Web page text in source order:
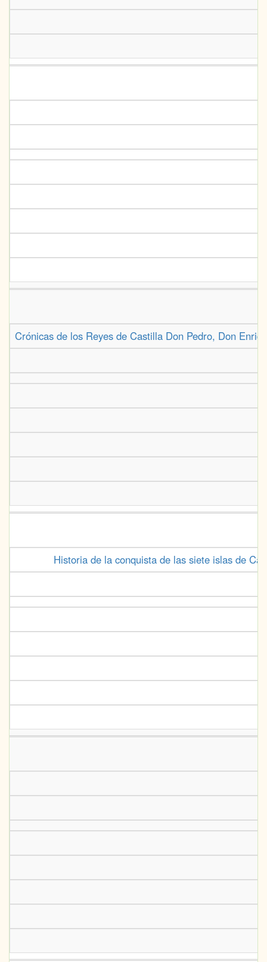
Crónicas de los Reyes de Castilla Don Pedro, Don
Historia de la conquista de las siete islas de